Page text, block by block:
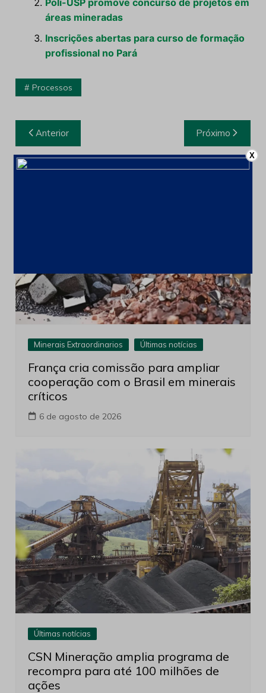
Poli-USP promove concurso de projetos em
áreas mineradas
Inscrições abertas para curso de formação
profissional no Pará
Processos
Navegação
de
Post
Anterior Próximo
Leia também
Minerais Extraordinarios Últimas notícias
França cria comissão para ampliar
cooperação com o Brasil em minerais
críticos
6 de agosto de 2026
Últimas notícias
CSN Mineração amplia programa de
recompra para até 100 milhões de
ações
X